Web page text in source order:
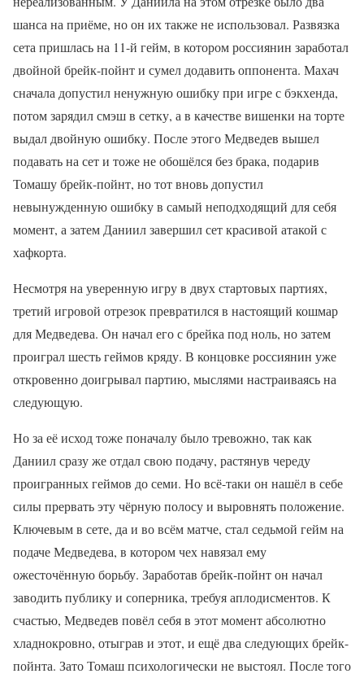
шанса на приёме, но он их также не использовал. Развязка
сета пришлась на 11-й гейм, в котором россиянин заработал
двойной брейк-пойнт и сумел додавить оппонента. Махач
сначала допустил ненужную ошибку при игре с бэкхенда,
потом зарядил смэш в сетку, а в качестве вишенки на торте
выдал двойную ошибку. После этого Медведев вышел
подавать на сет и тоже не обошёлся без брака, подарив
Томашу брейк-пойнт, но тот вновь допустил
невынужденную ошибку в самый неподходящий для себя
момент, а затем Даниил завершил сет красивой атакой с
хафкорта.
Несмотря на уверенную игру в двух стартовых партиях,
третий игровой отрезок превратился в настоящий кошмар
для Медведева. Он начал его с брейка под ноль, но затем
проиграл шесть геймов кряду. В концовке россиянин уже
откровенно доигрывал партию, мыслями настраиваясь на
следующую.
Но за её исход тоже поначалу было тревожно, так как
Даниил сразу же отдал свою подачу, растянув череду
проигранных геймов до семи. Но всё-таки он нашёл в себе
силы прервать эту чёрную полосу и выровнять положение.
Ключевым в сете, да и во всём матче, стал седьмой гейм на
подаче Медведева, в котором чех навязал ему
ожесточённую борьбу. Заработав брейк-пойнт он начал
заводить публику и соперника, требуя аплодисментов. К
счастью, Медведев повёл себя в этот момент абсолютно
хладнокровно, отыграв и этот, и ещё два следующих брейк-
пойнта. Зато Томаш психологически не выстоял. После того